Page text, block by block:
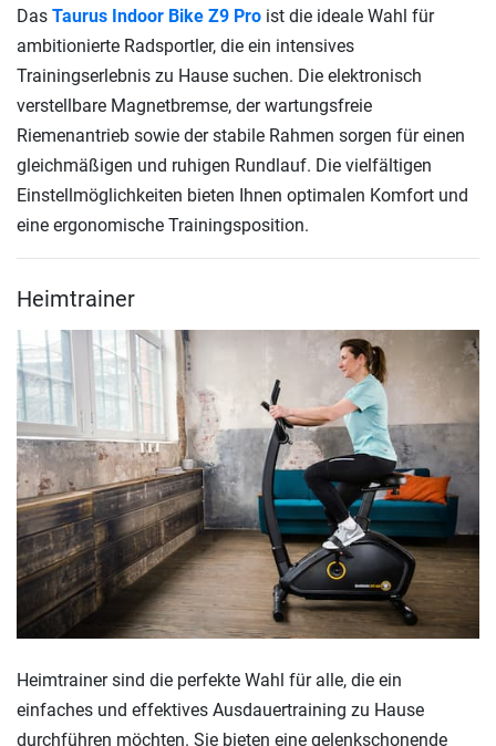
Das Taurus Indoor Bike Z9 Pro ist die ideale Wahl für
ambitionierte Radsportler, die ein intensives
Trainingserlebnis zu Hause suchen. Die elektronisch
verstellbare Magnetbremse, der wartungsfreie
Riemenantrieb sowie der stabile Rahmen sorgen für einen
gleichmäßigen und ruhigen Rundlauf. Die vielfältigen
Einstellmöglichkeiten bieten Ihnen optimalen Komfort und
eine ergonomische Trainingsposition.
Heimtrainer
Heimtrainer sind die perfekte Wahl für alle, die ein
einfaches und effektives Ausdauertraining zu Hause
durchführen möchten. Sie bieten eine gelenkschonende